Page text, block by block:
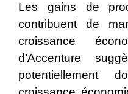
Les gains de
contribuent de
croissance
d’Accenture
potentiellement